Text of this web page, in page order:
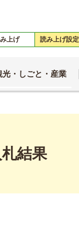
上げ 読み上げ設定
光・しごと・産業
結果